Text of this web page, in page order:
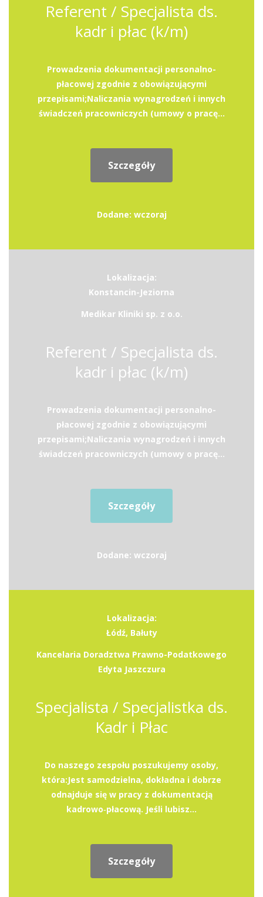
Referent / Specjalista ds.
kadr i płac (k/m)
Prowadzenia dokumentacji personalno-
płacowej zgodnie z obowiązującymi
przepisami;Naliczania wynagrodzeń i innych
świadczeń pracowniczych (umowy o pracę...
Szczegóły
Dodane: wczoraj
Lokalizacja:
Konstancin-Jeziorna
Medikar Kliniki sp. z o.o.
Referent / Specjalista ds.
kadr i płac (k/m)
Prowadzenia dokumentacji personalno-
płacowej zgodnie z obowiązującymi
przepisami;Naliczania wynagrodzeń i innych
świadczeń pracowniczych (umowy o pracę...
Szczegóły
Dodane: wczoraj
Lokalizacja:
Łódź, Bałuty
Kancelaria Doradztwa Prawno-Podatkowego
Edyta Jaszczura
Specjalista / Specjalistka ds.
Kadr i Płac
Do naszego zespołu poszukujemy osoby,
która:Jest samodzielna, dokładna i dobrze
odnajduje się w pracy z dokumentacją
kadrowo‑płacową. Jeśli lubisz...
Szczegóły